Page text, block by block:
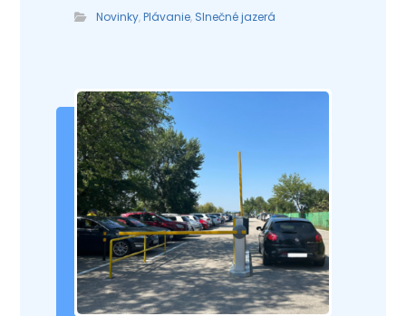
Novinky,Plávanie, Slnečné jazerá